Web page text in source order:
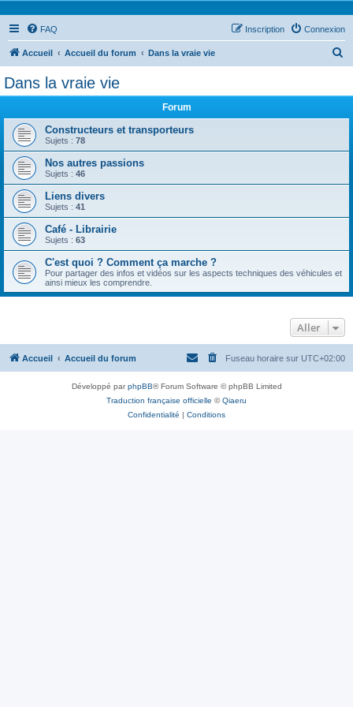
FAQ Connexion
Inscription
Accueil Accueil du forum Dans la vraie vie
h
Dans la vraie vie
Forum
Constructeurs et transporteurs
Sujets : 78
Nos autres passions
Sujets : 46
Liens divers
Sujets : 41
Café - Librairie
Sujets : 63
C'est quoi ? Comment ça marche ?
Pour partager des infos et vidéos sur les aspects techniques des véhicules et
ainsi mieux les comprendre.
Aller
Accueil Accueil du forum Fuseau horaire sur UTC+02:00
Développé parphpBB® Forum Software © phpBB Limited
Traduction française officielle ©Qiaeru
Confidentialité | Conditions